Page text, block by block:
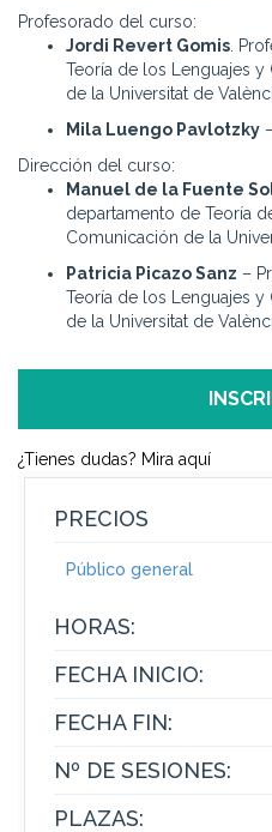
Profesorado del curso:
Jordi Revert Gomis .
Teoría de los Lenguajes
de la Universitat de
Mila Luengo Pavlotzky
Dirección del curso:
Manuel de la Fuente
departamento de Teoría
Comunicación de la
Patricia Picazo Sanz –
Teoría de los Lenguajes
de la Universitat de
¿Tienes dudas? Mira aquí
PRECIOS
Público general
HORAS:
FECHA INICIO:
FECHA FIN:
Nº DE SESIONES:
PLAZAS: